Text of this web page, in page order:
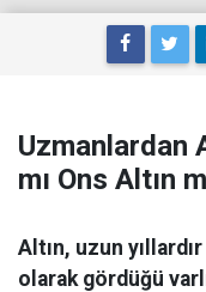
Uzmanlardan
mı Ons Altın
Altın, uzun
olarak gördüğü